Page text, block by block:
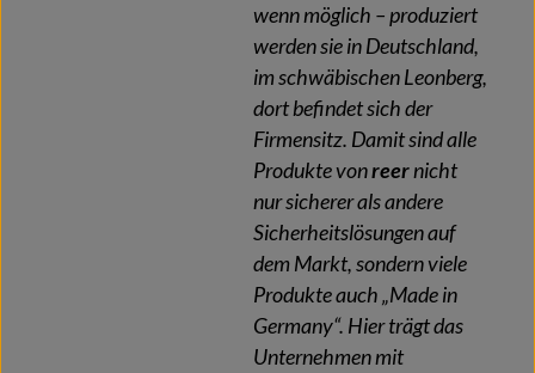
wenn möglich – produziert
werden sie in Deutschland,
im schwäbischen Leonberg,
dort befindet sich der
Firmensitz. Damit sind alle
Produkte vonreernicht
nur sicherer als andere
Sicherheitslösungen auf
dem Markt, sondern viele
Produkte auch „Made in
Germany“. Hier trägt das
Unternehmen mit